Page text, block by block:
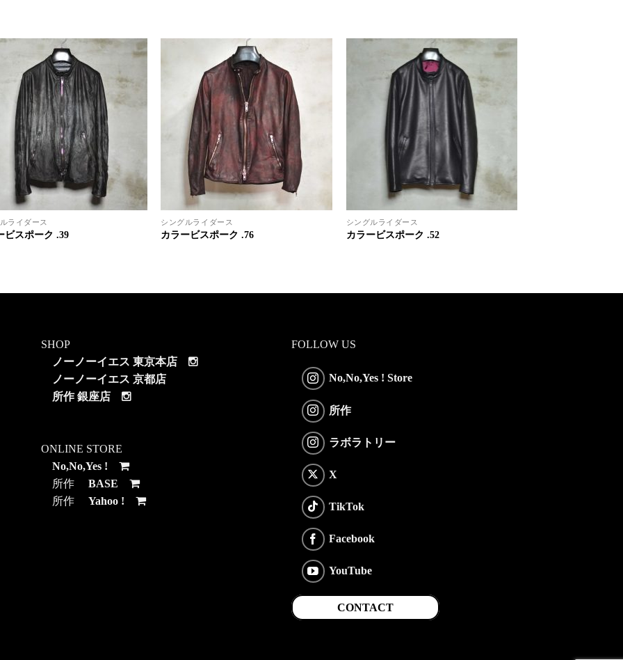
ライダース
ビスポーク .39
シングルライダース
カラービスポーク .76
シングルライダース
カラービスポーク .52
SHOP
ノーノーイエス 東京本店
ノーノーイエス 京都店
所作 銀座店
ONLINE STORE
No,No,Yes !
所作 BASE
所作 Yahoo !
FOLLOW US
No,No,Yes ! Store
所作
ラボラトリー
X
TikTok
Facebook
YouTube
CONTACT